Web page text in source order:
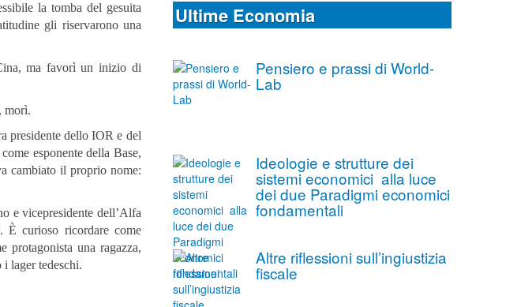
la tomba del gesuita
gli riservarono una
ma favorì un inizio di
morì.
presidente dello IOR e del
esponente della Base,
cambiato il proprio nome:
e vicepresidente dell’Alfa
È curioso ricordare come
protagonista una ragazza,
lager tedeschi.
Ultime Economia
Pensiero e prassi di World-
Lab
Ideologie e strutture dei
sistemi economici alla luce
dei due Paradigmi economici
fondamentali
Altre riflessioni sull’ingiustizia
fiscale